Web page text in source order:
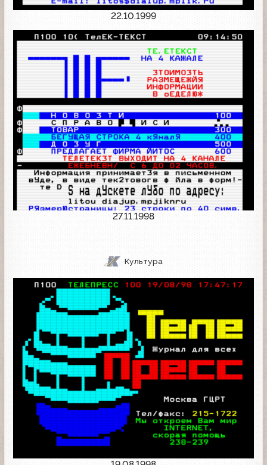
22.10.1999
27.11.1998
Культура